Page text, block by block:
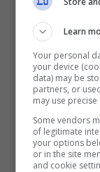
…Leggi tutto
Sport
←
Learn
Your personal
your device
data) may be
partners, or
may use
Some vendors
of legitimate
your options
or in the site
and cookie